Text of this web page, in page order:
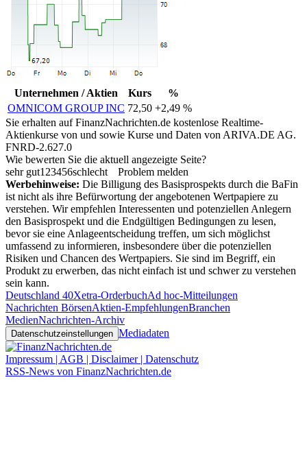
Unternehmen / Aktien Kurs
%
OMNICOM GROUP INC 72,50 +2,49 %
Sie erhalten auf FinanzNachrichten.de kostenlose Realtime-
Aktienkurse von und sowie Kurse und Daten von ARIVA.DE AG.
FNRD-2.627.0
Wie bewerten Sie die aktuell angezeigte Seite?
sehr gut1 23456schlecht
Problem melden
Werbehinweise: Die Billigung des Basisprospekts durch die BaFin
ist nicht als ihre Befürwortung der angebotenen Wertpapiere zu
verstehen. Wir empfehlen Interessenten und potenziellen Anlegern
den Basisprospekt und die Endgültigen Bedingungen zu lesen,
bevor sie eine Anlageentscheidung treffen, um sich möglichst
umfassend zu informieren, insbesondere über die potenziellen
Risiken und Chancen des Wertpapiers. Sie sind im Begriff, ein
Produkt zu erwerben, das nicht einfach ist und schwer zu verstehen
sein kann.
Deutschland 40Xetra-OrderbuchAd hoc-Mitteilungen
Nachrichten BörsenAktien-EmpfehlungenBranchen
MedienNachrichten-Archiv
Datenschutzeinstellungen Mediadaten
Impressum | AGB | Disclaimer | Datenschutz
RSS-News von FinanzNachrichten.de